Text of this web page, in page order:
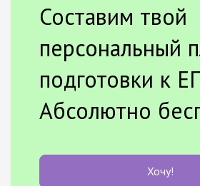
Составим твой
персональный
подготовки к
Абсолютно
Хочу!